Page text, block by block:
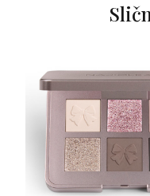
Aktivni sastojak:
BEZ PARABENA!